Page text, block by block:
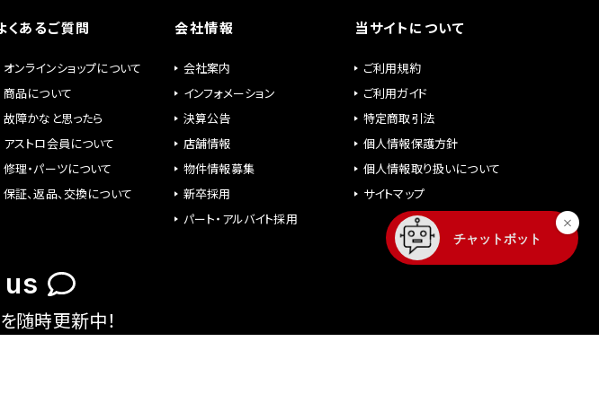
くあるご質問
オンラインショップについて
商品について
故障かなと思ったら
アストロ会員について
修理・パーツについて
保証、返品、交換について
会社情報
会社案内
インフォメーション
決算公告
店舗情報
物件情報募集
新卒採用
パート・アルバイト採用
当サイトについて
ご利用規約
ご利用ガイド
特定商取引法
個人情報保護方針
個人情報取り扱いについて
サイトマップ
us
随時更新中！